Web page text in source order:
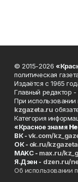
© 2015-2026
политическая
Издаётся с 1965
Главный редактор
При
kzgazeta.ru
Категория
«Красное знамя
ВК -vk.com/
ОК - ok.ru/kzgazeta
MAKC - max.ru/
Я.Дзен - dzen.ru/
Об использовании